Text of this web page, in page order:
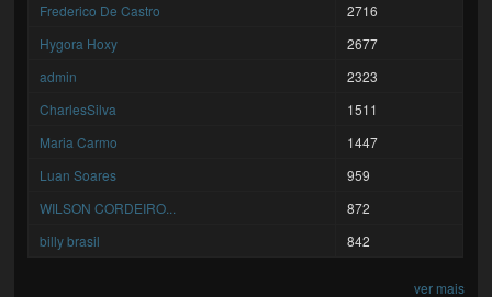
Frederico De Castro
2716
Hygora Hoxy
2677
admin
2323
CharlesSilva
1511
Maria Carmo
1447
Luan Soares
959
WILSON CORDEIRO...
872
billy brasil
842
ver mais